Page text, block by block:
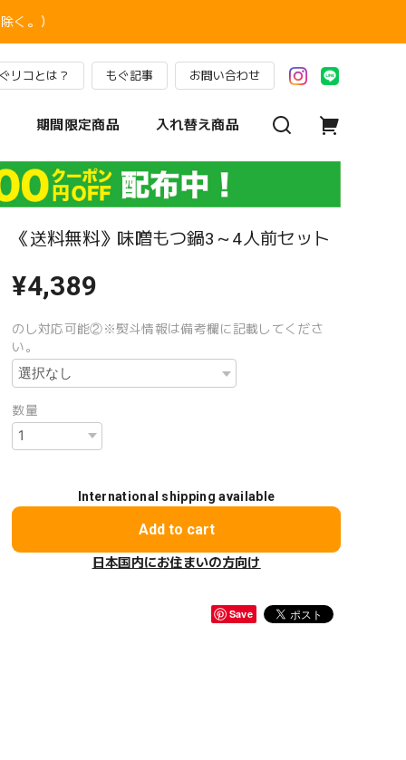
く。）
リコとは？ もぐ記事 お問い合わせ
期間限定商品 入れ替え商品
《送料無料》味噌もつ鍋3～4人前セット
¥4,389
のし対応可能②※熨斗情報は備考欄に記載してくださ
い。
数量
International shipping available
Add to cart
日本国内にお住まいの方向け
Save